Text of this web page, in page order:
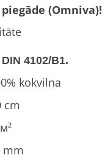
(Omniva)!
4102/B1.
kokvilna
cm
mm